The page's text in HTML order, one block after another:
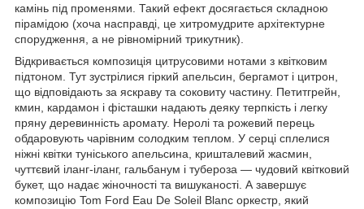
камінь під променями. Такий ефект досягається складною
пірамідою (хоча насправді, це хитромудрите архітектурне
спорудження, а не рівномірний трикутник).
Відкривається композиція цитрусовими нотами з квітковим
підтоном. Тут зустрілися гіркий апельсин, бергамот і цитрон,
що відповідають за яскраву та соковиту частину. Петитгрейн,
кмин, кардамон і фісташки надають деяку терпкість і легку
пряну деревинність аромату. Неролі та рожевий перець
обдаровують чарівним солодким теплом. У серці сплелися
ніжні квітки туніського апельсина, кришталевий жасмин,
чуттєвий іланг-іланг, гальбанум і тубероза — чудовий квітковий
букет, що надає жіночності та вишуканості. А завершує
композицію Tom Ford Eau De Soleil Blanc оркестр, який